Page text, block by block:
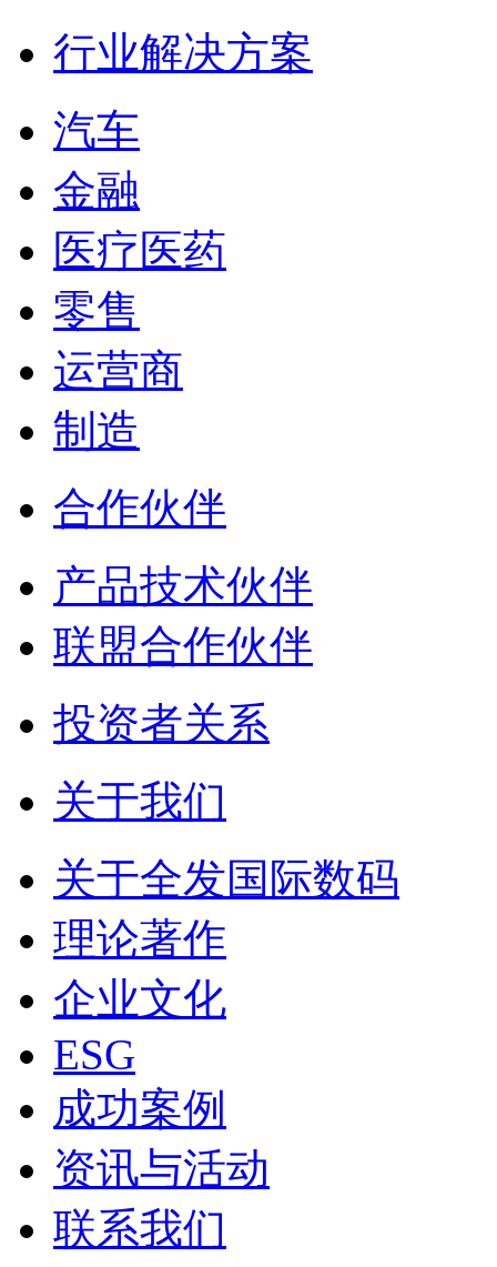
行业解决方案
汽车
金融
医疗医药
零售
运营商
制造
合作伙伴
产品技术伙伴
联盟合作伙伴
投资者关系
关于我们
关于全发国际数码
理论著作
企业文化
ESG
成功案例
资讯与活动
联系我们